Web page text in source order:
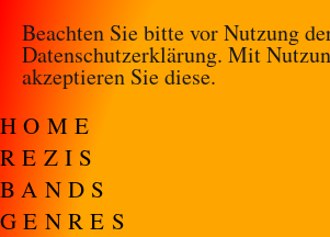
Beachten Sie bitte vor Nutzung
Datenschutzerklärung. Mit
akzeptieren Sie diese.
HOME
REZIS
BANDS
GENRES